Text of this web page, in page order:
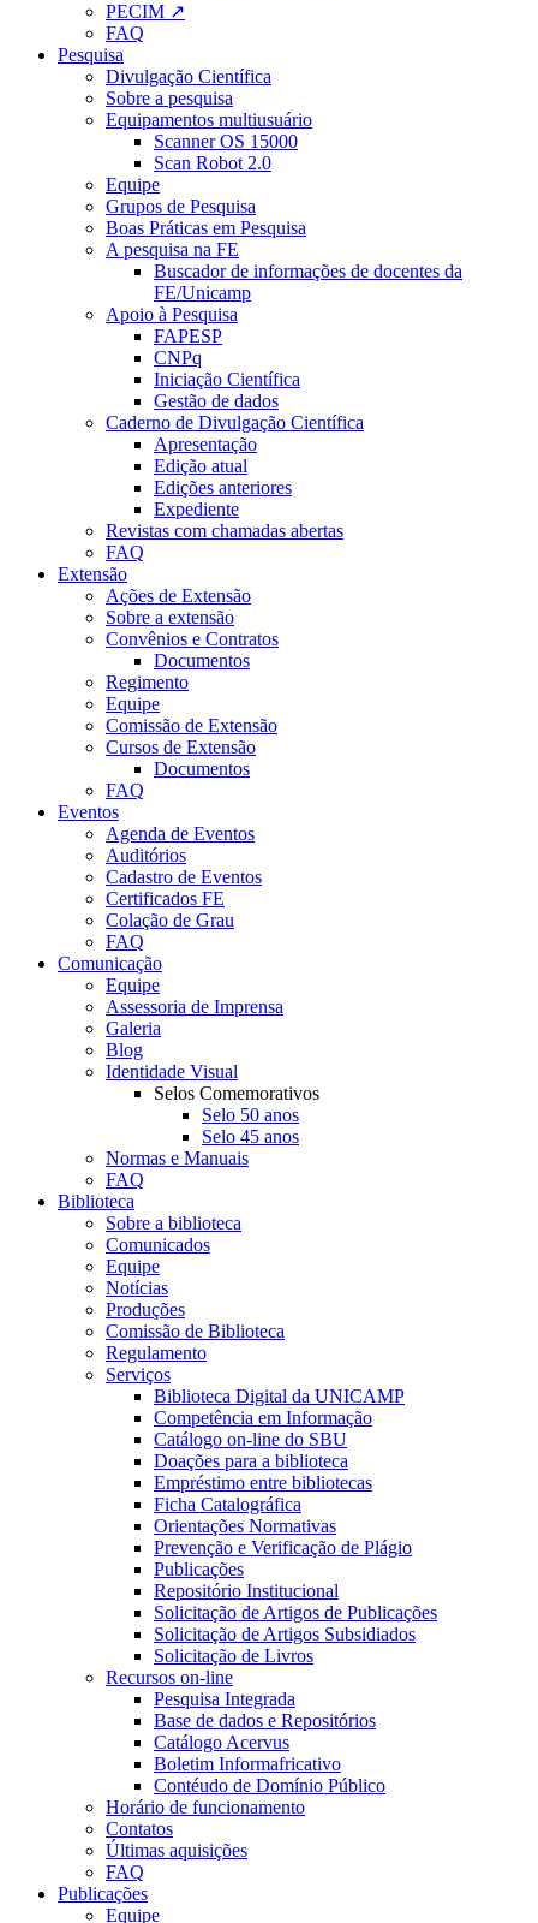
PECIM ↗
FAQ
Pesquisa
Divulgação Científica
Sobre a pesquisa
Equipamentos multiusuário
Scanner OS 15000
Scan Robot 2.0
Equipe
Grupos de Pesquisa
Boas Práticas em Pesquisa
A pesquisa na FE
Buscador de informações de docentes da
FE/Unicamp
Apoio à Pesquisa
FAPESP
CNPq
Iniciação Científica
Gestão de dados
Caderno de Divulgação Científica
Apresentação
Edição atual
Edições anteriores
Expediente
Revistas com chamadas abertas
FAQ
Extensão
Ações de Extensão
Sobre a extensão
Convênios e Contratos
Documentos
Regimento
Equipe
Comissão de Extensão
Cursos de Extensão
Documentos
FAQ
Eventos
Agenda de Eventos
Auditórios
Cadastro de Eventos
Certificados FE
Colação de Grau
FAQ
Comunicação
Equipe
Assessoria de Imprensa
Galeria
Blog
Identidade Visual
Selos Comemorativos
Selo 50 anos
Selo 45 anos
Normas e Manuais
FAQ
Biblioteca
Sobre a biblioteca
Comunicados
Equipe
Notícias
Produções
Comissão de Biblioteca
Regulamento
Serviços
Biblioteca Digital da UNICAMP
Competência em Informação
Catálogo on-line do SBU
Doações para a biblioteca
Empréstimo entre bibliotecas
Ficha Catalográfica
Orientações Normativas
Prevenção e Verificação de Plágio
Publicações
Repositório Institucional
Solicitação de Artigos de Publicações
Solicitação de Artigos Subsidiados
Solicitação de Livros
Recursos on-line
Pesquisa Integrada
Base de dados e Repositórios
Catálogo Acervus
Boletim Informafricativo
Contéudo de Domínio Público
Horário de funcionamento
Contatos
Últimas aquisições
FAQ
Publicações
Equipe